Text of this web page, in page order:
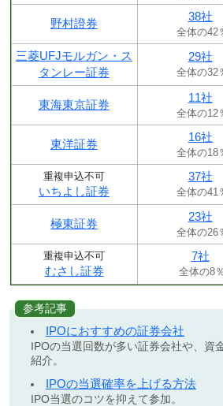
野村證券
38社
全体の42
三菱UFJモルガン・ス
タンレー証券
29社
全体の32
東海東京証券
11社
全体の12
東洋証券
16社
全体の18
重複申込不可
いちよし証券
37社
全体の41
極東証券
23社
全体の26
重複申込不可
むさし証券
7社
全体の8％
参考記事
IPOにおすすめの証券会社
IPOの当選回数が多い証券会社や、資
紹介。
IPOの当選確率を上げる方法
IPO当選のコツを抑えて参加。